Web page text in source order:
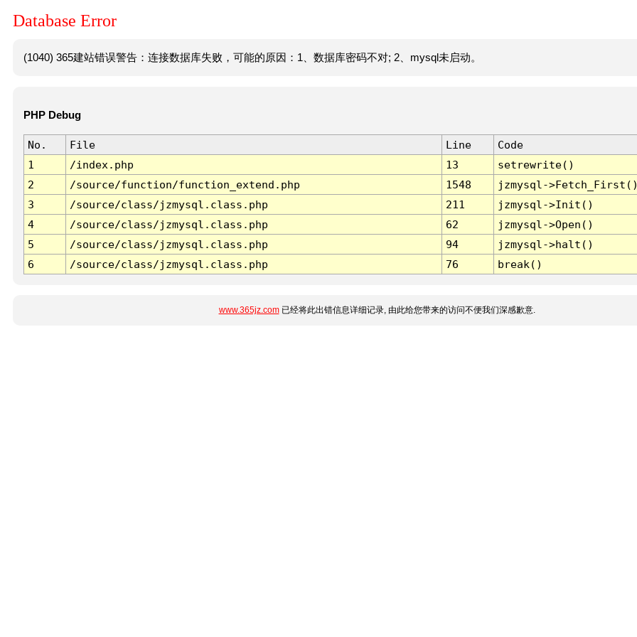
Database Error
(1040) 365建站错误警告：连接数据库失败，可能的原因：1、数据库密码不对; 2、mysql未启动。
PHP Debug
No. File Line
Code
1
/index.php 13
setrewrite()
2
/source/function/function_extend.php 1548
jzmysql-
3
/source/class/jzmysql.class.php 211
jzmysql->Init()
4
/source/class/jzmysql.class.php 62
jzmysql->Open()
5
/source/class/jzmysql.class.php 94
jzmysql->halt()
6
/source/class/jzmysql.class.php 76 break()
www.365jz.com已经将此出错信息详细记录, 由此给您带来的访问不便我们深感歉意.